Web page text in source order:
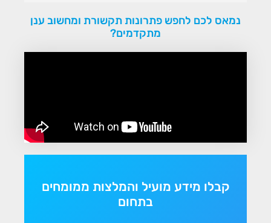
נמאס לכם לחפש פתרונות תקשורת ומחשוב ענן
מתקדמים?
קבלו מידע מועיל והמלצות ממומחים
בתחום